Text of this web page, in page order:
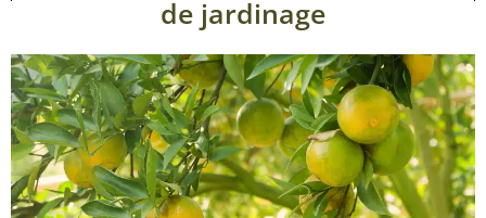
de jardinage